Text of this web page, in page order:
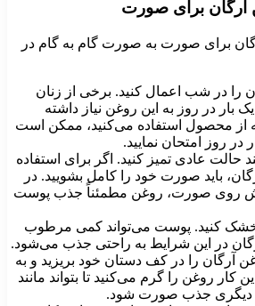
برای صورت
برای صورت به صورت گام به گام در
را در شب اعمال کنید. برخی از زنان
در روز به این روغن نیاز داشته
از محصول استفاده می‌کنید، ممکن است
در روز امتحان نمایید.
حالت عادی تمیز کنید. اگر برای استفاده
باید صورت خود را کامل بشویید. در
روی صورت، روغن مطمئناً جذب پوست
خشک کنید. پوست می‌تواند کمی مرطوب
در این شرایط به راحتی جذب می‌شود.
آرگان را در کف دستان خود بریزید و به
کار روغن را گرم می‌کنید تا بتواند مانند
دیگری جذب صورت شود.